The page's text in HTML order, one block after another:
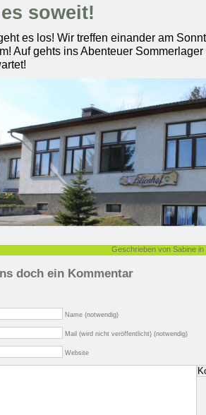
soweit!
es los! Wir treffen einander am
Auf gehts ins Abenteuer
Geschrieben von Sabine in
doch ein Kommentar
Name (notwendig)
Mail (wird nicht veröffentlicht) (notwendig)
Website